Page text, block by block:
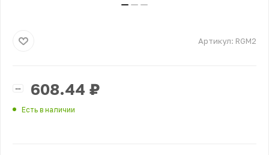
Артикул: RGM2
608.44 ₽
Есть в наличии